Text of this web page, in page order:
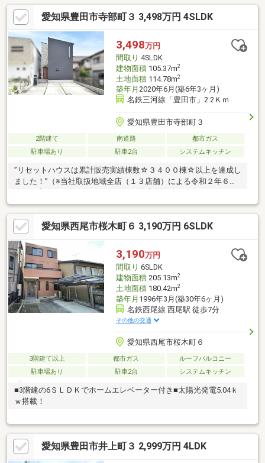
交換クロス張替え【周辺施設】・古瀬間小学校まで約1200ｍ（徒
歩約15分）・益富中学校まで約1560ｍ（徒歩20分）・メグリア志
賀店様まで約740ｍ（徒歩10分）・ファミリーマート豊田美里店
様まで約820ｍ（徒歩11分）
愛知県豊田市寺部町３ 3,498万円 4SLDK
3,498万円
間取り 4SLDK
建物面積105.37m2
土地面積114.78m2
築年月 2020年6月(築6年3ヶ月)
名鉄三河線「豊田市」2.2Ｋｍ
愛知県豊田市寺部町３
2階建て 南道路
都市ガス
駐車場あり
駐車2台 システムキッチン
”リセットハウスは累計販売実績棟数☆３４００棟☆以上を達成し
ました！”（※当社取扱地域全店（１３店舗）による令和２年６月
登録商標です≫◇既存建物を価格以上の価値の建物に革新、権利
関係も整理した 安全で安心して暮らせる信頼のおける再生住宅
です。 ◇リフォームの見た目の仕上がりはもちろん、目に見え
ない床下のシロアリ被害や 天井の雨漏り、基準を超える傾きな
どもしっかりチェック、改修しています。◇土地の境界確認も全
物件実施済み。
愛知県西尾市桜木町６ 3,190万円 6SLDK
3,190万円
間取り 6SLDK
建物面積205.13m2
土地面積180.42m2
築年月 1996年3月(築30年6ヶ月)
名鉄西尾線 西尾駅 徒歩7分
その他の交通
愛知県西尾市桜木町６
3階建て以上 都市ガス
ルーフバルコニー
駐車場あり
駐車2台 システムキッチン
■3階建の6ＳＬＤＫでホームエレベーター付き■太陽光発電5.04ｋ
ｗ搭載！
愛知県豊田市井上町３ 2,999万円 4LDK